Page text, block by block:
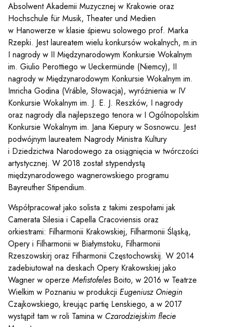
Absolwent Akademii Muzycznej w Krakowie oraz
Hochschule für Musik, Theater und Medien
w Hanowerze w klasie śpiewu solowego prof. Marka
Rzepki. Jest laureatem wielu konkursów wokalnych, m.in
I nagrody w II Międzynarodowym Konkursie Wokalnym
im. Giulio Perottiego w Ueckermünde (Niemcy), II
nagrody w Międzynarodowym Konkursie Wokalnym im.
Imricha Godina (Vráble, Słowacja), wyróżnienia w IV
Konkursie Wokalnym im. J. E. J. Reszków, I nagrody
oraz nagrody dla najlepszego tenora w I Ogólnopolskim
Konkursie Wokalnym im. Jana Kiepury w Sosnowcu. Jest
podwójnym laureatem Nagrody Ministra Kultury
i Dziedzictwa Narodowego za osiągnięcia w twórczości
artystycznej. W 2018 został stypendystą
międzynarodowego wagnerowskiego programu
Bayreuther Stipendium.
Współpracował jako solista z takimi zespołami jak
Camerata Silesia i Capella Cracoviensis oraz
orkiestrami: Filharmonii Krakowskiej, Filharmonii Śląską,
Opery i Filharmonii w Białymstoku, Filharmonii
Rzeszowskirj oraz Filharmonii Częstochowskij. W 2014
zadebiutował na deskach Opery Krakowskiej jako
Wagner w operze MefistofelesBoito, w 2016 w Teatrze
Wielkim w Poznaniu w produkcji Eugeniusz Oniegin
Czajkowskiego, kreując partię Lenskiego, a w 2017
wystąpił tam w roli Tamina w Czarodziejskim flecie